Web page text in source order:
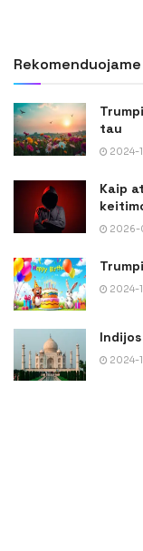
Rekomenduojame
tau
2024-
Kaip
2026-
2024-
2024-